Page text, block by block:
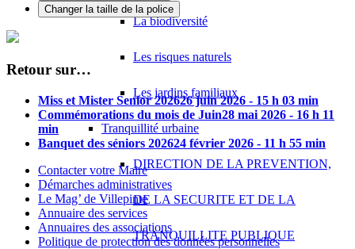
La biodiversité
Les risques naturels
Les jardins familiaux
Tranquillité urbaine
DIRECTION DE LA PREVENTION,
DE LA SECURITE ET DE LA
TRANQUILLITE PUBLIQUE
Changer la taille de la police
Retour sur…
Miss et Mister Senior 202626 juin 2026 - 15 h 03 min
Commémorations du mois de Juin28 mai 2026 - 16 h 11
min
Banquet des séniors 202624 février 2026 - 11 h 55 min
Contacter votre Maire
Démarches administratives
Le Mag’ de Villepinte
Annuaire des services
Annuaires des associations
Politique de protection des données personnelles